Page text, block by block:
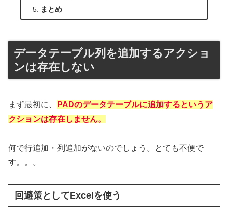
まとめ
データテーブル列を追加するアクショ
ンは存在しない
まず最初に、
PADのデータテーブルに追加するというア
クションは存在しません。
何で行追加・列追加がないのでしょう。とても不便で
す。。。
回避策としてExcelを使う